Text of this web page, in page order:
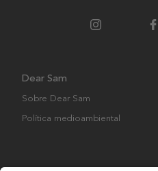
Dear Sam
Sobre Dear Sam
Política medioambiental